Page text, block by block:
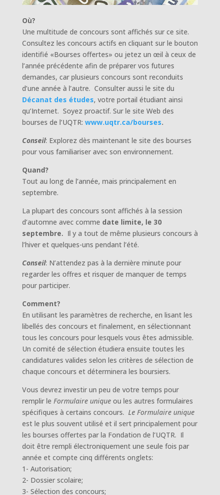
Où?
Une multitude de concours sont affichés sur ce site.
Consultez les concours actifs en cliquant sur le bouton
identifié «Bourses offertes» ou jetez un œil à ceux de
l’année précédente afin de préparer vos futures
demandes, car plusieurs concours sont reconduits
d’une année à l’autre. Consulter aussi le site du
Décanat des études, votre portail étudiant ainsi
qu’Internet. Soyez proactif. Sur le site Web des
bourses de l’UQTR: www.uqtr.ca/bourses.
Conseil: Explorez dès maintenant le site des bourses
pour vous familiariser avec son environnement.
Quand?
Tout au long de l’année, mais principalement en
septembre.
La plupart des concours sont affichés à la session
d’automne avec comme date limite, le 30
septembre. Il y a tout de même plusieurs concours à
l’hiver et quelques-uns pendant l’été.
Conseil: N’attendez pas à la dernière minute pour
regarder les offres et risquer de manquer de temps
pour participer.
Comment?
En utilisant les paramètres de recherche, en lisant les
libellés des concours et finalement, en sélectionnant
tous les concours pour lesquels vous êtes admissible.
Un comité de sélection étudiera ensuite toutes les
candidatures valides selon les critères de sélection de
chaque concours et déterminera les boursiers.
Vous devrez investir un peu de votre temps pour
remplir le Formulaire uniqueou les autres formulaires
spécifiques à certains concours. Le Formulaire unique
est le plus souvent utilisé et il sert principalement pour
les bourses offertes par la Fondation de l’UQTR. Il
doit être rempli électroniquement une seule fois par
année et compte cinq différents onglets:
1- Autorisation;
2- Dossier scolaire;
3- Sélection des concours;